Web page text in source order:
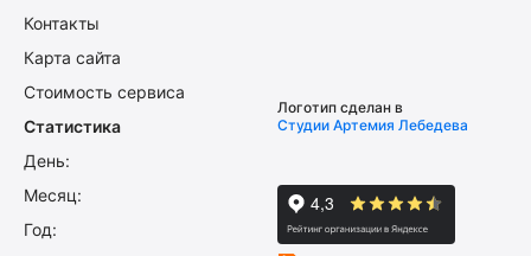
Контакты
Карта сайта
Стоимость сервиса
Статистика
День:
Месяц:
Год:
Логотип сделан в
Студии Артемия Лебедева